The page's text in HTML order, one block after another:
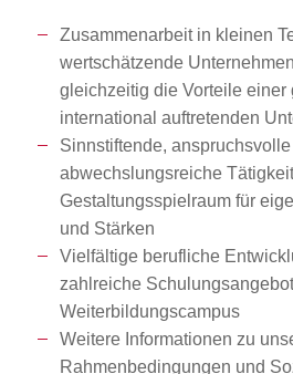
Zusammenarbeit in kleinen
wertschätzende
gleichzeitig die Vorteile einer
international auftretenden
Sinnstiftende, anspruchsvolle
abwechslungsreiche
Gestaltungsspielraum für
und Stärken
Vielfältige berufliche
zahlreiche
Weiterbildungscampus
Weitere Informationen zu
Rahmenbedingungen und